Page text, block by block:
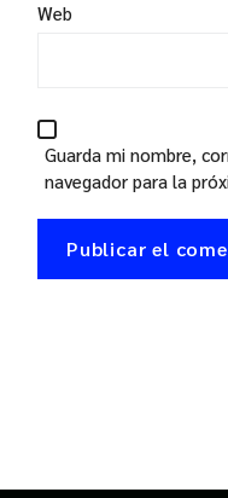
Web
Guarda mi nombre,
navegador para la